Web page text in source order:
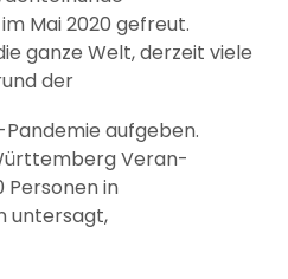
Mai 2020 gefreut.
ganze Welt, derzeit viele
der
aufgeben.
Veran-
Personen in
untersagt,